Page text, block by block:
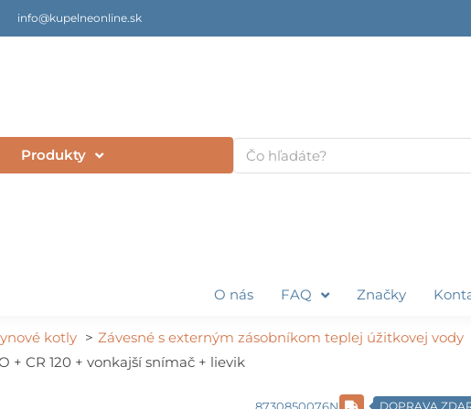
info@kupelneonline.sk
Produkty Vyhľadať
O nás FAQ Značky
kotly
Závesné s externým zásobníkom teplej úžitkovej vody
+ CR 120 + vonkajší snímač + lievik
DOPRAVA